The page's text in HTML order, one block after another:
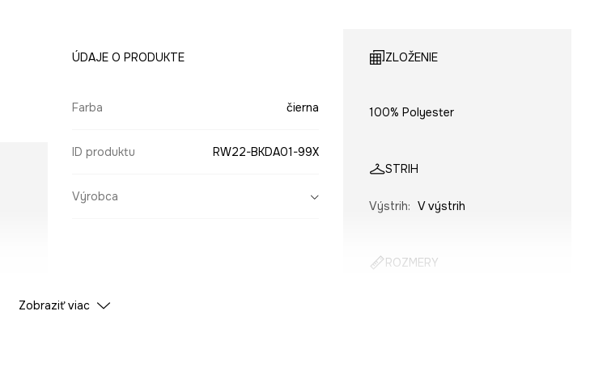
ÚDAJE O PRODUKTE
Farba čierna
ID produktu RW22-BKDA01-99X
Výrobca
ZLOŽENIE
100% Polyester
STRIH
Výstrih: V výstrih
ROZMERY
Zobraziť viac